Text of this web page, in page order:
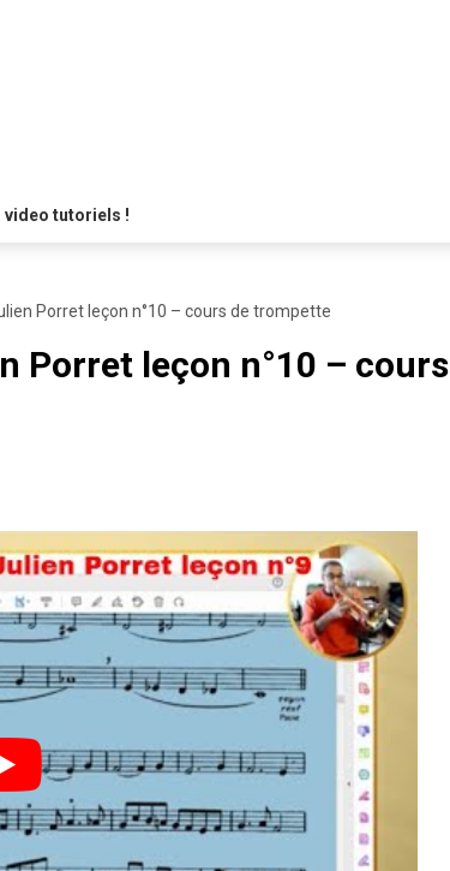
video tutoriels !
Porret leçon n°10 – cours de trompette
Porret leçon n°10 – cours